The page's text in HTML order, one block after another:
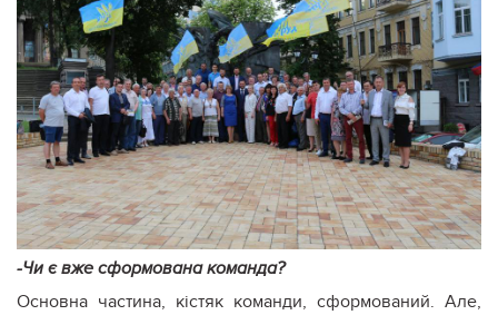
-Чи є вже сформована команда?
Основна частина, кістяк команди, сформований. Але,